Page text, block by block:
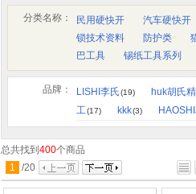
分类名称： 民用硬快开
汽车硬快开
锁技术资料
防护类
巴工具
锡纸工具系列
品牌： LISHI李氏(19)
huk胡氏
工(17) kkk(3)
总共找到 400个商品
1
/20